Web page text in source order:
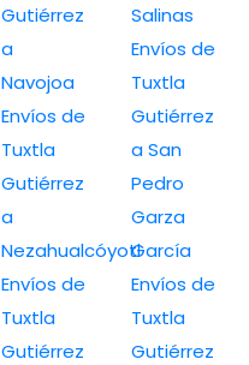
Gutiérrez
a
Navojoa
Envíos de
Tuxtla
Gutiérrez
a
Nezahualcóyotl
Envíos de
Tuxtla
Gutiérrez
Salinas
Envíos de
Tuxtla
Gutiérrez
a San
Pedro
Garza
García
Envíos de
Tuxtla
Gutiérrez